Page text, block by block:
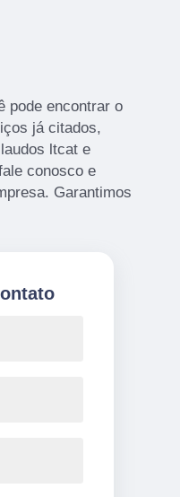
pode encontrar o
já citados,
ltcat e
conosco e
Garantimos